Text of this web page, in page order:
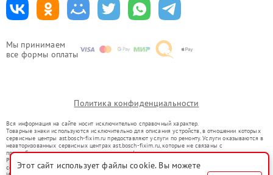
Мы принимаем
все формы оплаты
Политика конфиденциальности
Вся информация на сайте носит исключительно справочный характер.
Товарные знаки используются исключительно для описания устройств, в отношении которых
сервисные центры ast.bosch-fixim.ru предоставляют услуги по ремонту. Услуги оказываются в
неавторизованных сервисных центрах ast.bosch-fixim.ru, которые не связаны с
правообладателями товарных знаков или их официальными представителями.
Ремонт осуществляется для устройств, уже введенных в гражданский оборот в соответствии
со статьей 1487 ГК РФ.
Этот сайт использует файлы cookie. Вы можете